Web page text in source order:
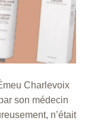
Charlevoix
son médecin
n’était